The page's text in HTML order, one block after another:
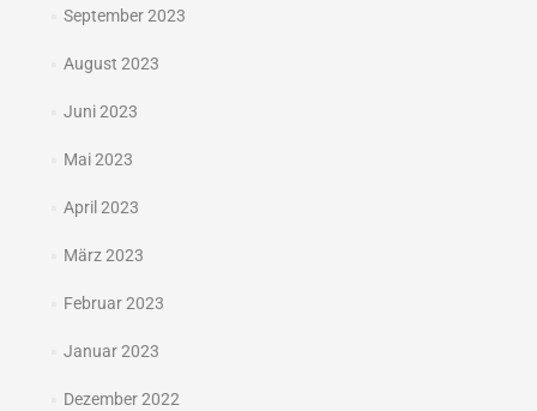
September 2023
August 2023
Juni 2023
Mai 2023
April 2023
März 2023
Februar 2023
Januar 2023
Dezember 2022